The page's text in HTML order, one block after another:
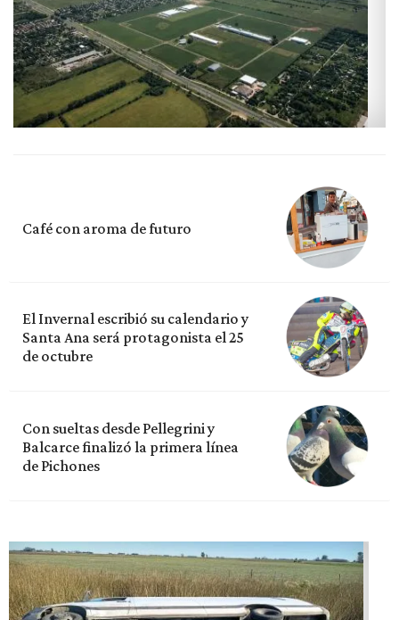
Café con aroma de futuro
El Invernal escribió su calendario y
Santa Ana será protagonista el 25
de octubre
Con sueltas desde Pellegrini y
Balcarce finalizó la primera línea
de Pichones